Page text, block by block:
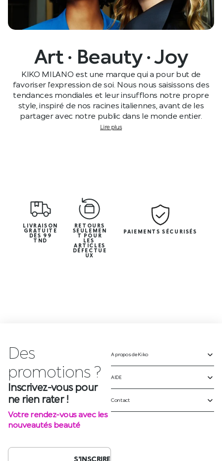
Art · Beauty · Joy
KIKO MILANO est une marque qui a pour but de
favoriser l’expression de soi. Nous nous saisissons des
tendances mondiales et leur insufflons notre propre
style, inspiré de nos racines italiennes, avant de les
partager avec notre public dans le monde entier.
Lire plus
LIVRAISON
GRATUITE
DÈS 99
TND
RETOURS
SEULEMEN
T POUR
LES
ARTICLES
DÉFECTUE
UX
PAIEMENTS SÉCURISÉS
Des
Inscrivez-vous pour
ne rien rater !
Votre rendez-vous avec les
nouveautés beauté
S'INSCRIRE